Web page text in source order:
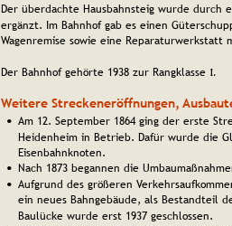
Der überdachte Hausbahnsteig wurde
ergänzt. Im Bahnhof gab es einen
Wagenremise sowie eine Reparaturwerkstatt
Der Bahnhof gehörte 1938 zur Rangklasse I.
Weitere Streckeneröffnungen,
• Am 12. September 1864 ging der erste
Heidenheim in Betrieb. Dafür wurde die
Eisenbahnknoten.
• Nach 1873 begannen die
• Aufgrund des größeren
ein neues Bahngebäude, als Bestandteil
Baulücke wurde erst 1937 geschlossen.